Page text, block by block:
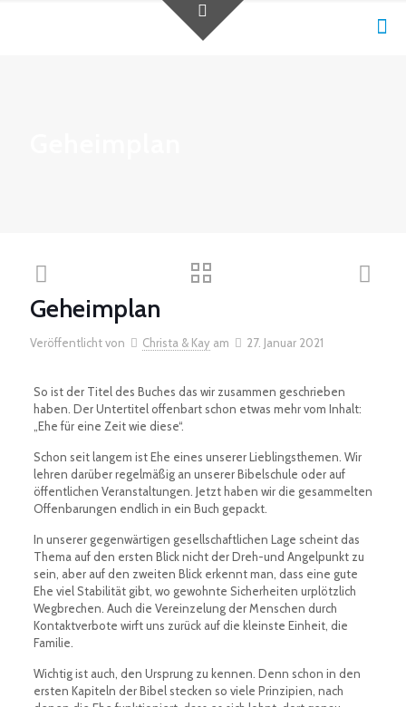
Geheimplan
Veröffentlicht von Christa & Kay am 27. Januar 2021
So ist der Titel des Buches das wir zusammen geschrieben
haben. Der Untertitel offenbart schon etwas mehr vom Inhalt:
„Ehe für eine Zeit wie diese“.
Schon seit langem ist Ehe eines unserer Lieblingsthemen. Wir
lehren darüber regelmäßig an unserer Bibelschule oder auf
öffentlichen Veranstaltungen. Jetzt haben wir die gesammelten
Offenbarungen endlich in ein Buch gepackt.
In unserer gegenwärtigen gesellschaftlichen Lage scheint das
Thema auf den ersten Blick nicht der Dreh-und Angelpunkt zu
sein, aber auf den zweiten Blick erkennt man, dass eine gute
Ehe viel Stabilität gibt, wo gewohnte Sicherheiten urplötzlich
Wegbrechen. Auch die Vereinzelung der Menschen durch
Kontaktverbote wirft uns zurück auf die kleinste Einheit, die
Familie.
Wichtig ist auch, den Ursprung zu kennen. Denn schon in den
ersten Kapiteln der Bibel stecken so viele Prinzipien, nach